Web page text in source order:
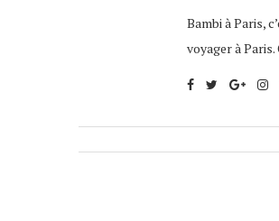
Bambi à Paris,
voyager à